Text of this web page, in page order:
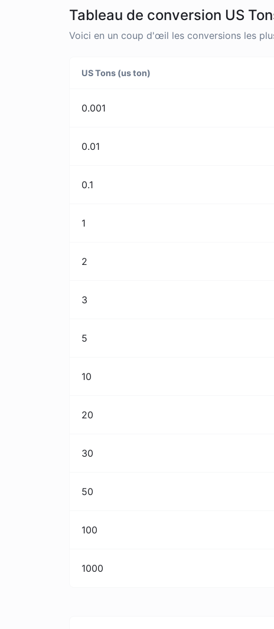
Tableau de conversion US
Voici en un coup d'œil les conversions les
US Tons (us ton)
0.001
0.01
0.1
1
2
3
5
10
20
30
50
100
1000